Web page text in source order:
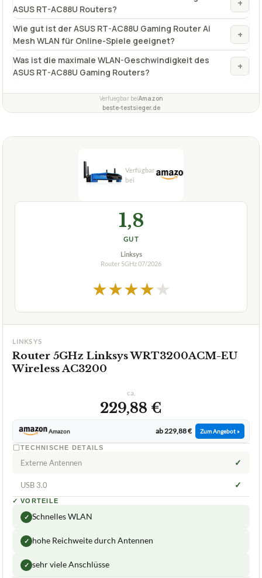
ASUS RT-AC88U Routers?
+
Wie gut ist der ASUS RT-AC88U Gaming Router Ai
Mesh WLAN für Online-Spiele geeignet?
+
Was ist die maximale WLAN-Geschwindigkeit des
ASUS RT-AC88U Gaming Routers?
+
Verfuegbar beiAmazon
beste-testsieger.de
1,8
GUT
Linksys
Router 5GHz07/2026
★★★★★
LINKSYS
Router 5GHz Linksys WRT3200ACM-EU
Wireless AC3200
ca.
229,88 €
Amazon ab 229,88 € Zum Angebot »
TECHNISCHE DETAILS
Externe Antennen ✓
USB 3.0 ✓
✓ VORTEILE
✓ Schnelles WLAN
✓ hohe Reichweite durch Antennen
✓ sehr viele Anschlüsse